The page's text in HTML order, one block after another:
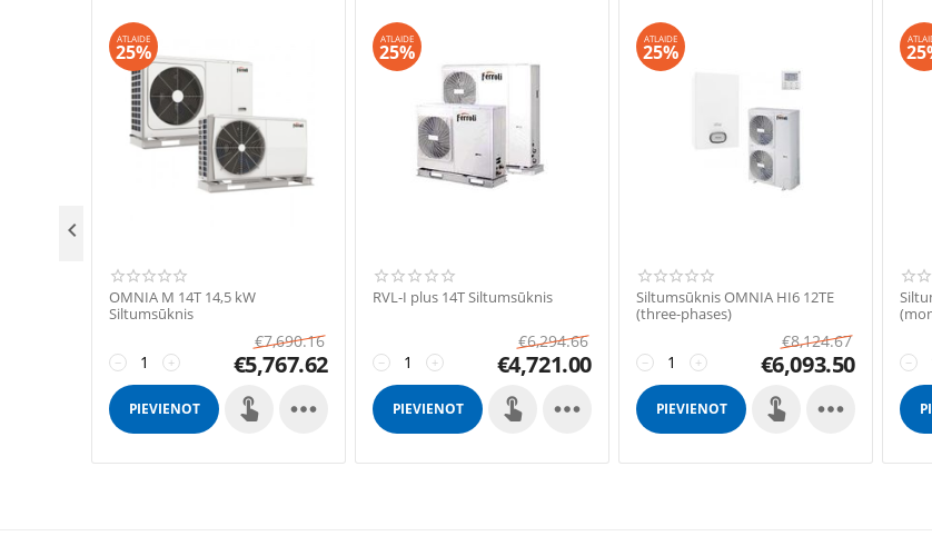
ATLAIDE
25%
OMNIA M 14T 14,5 kW
Siltumsūknis
+
−
€7,690.16
€5,767.62
PIEVIENOT 
ATLAIDE
25%
RVL-I plus 14T Siltumsūknis
+
−
€6,294.66
€4,721.00
PIEVIENOT 
ATLAIDE
25%
Siltumsūknis OMNIA HI6 12TE
(three-phases)
+
−
€8,124.67
€6,093.50
PIEVIENOT 
−
